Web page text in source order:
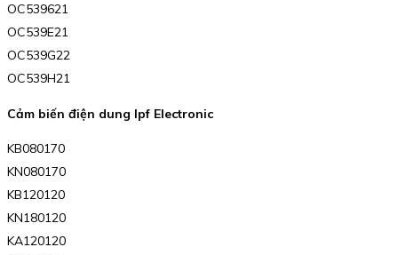
OC539621
OC539E21
OC539G22
OC539H21
Cảm biến điện dung Ipf Electronic
KB080170
KN080170
KB120120
KN180120
KA120120